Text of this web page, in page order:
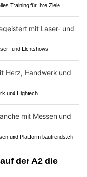
Training für Ihre Ziele
und Lichtshows
und Hightech
und Plattform bautrends.ch
der A2 die